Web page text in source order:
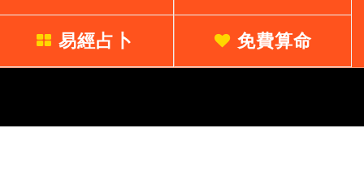
易經占卜 免費算命